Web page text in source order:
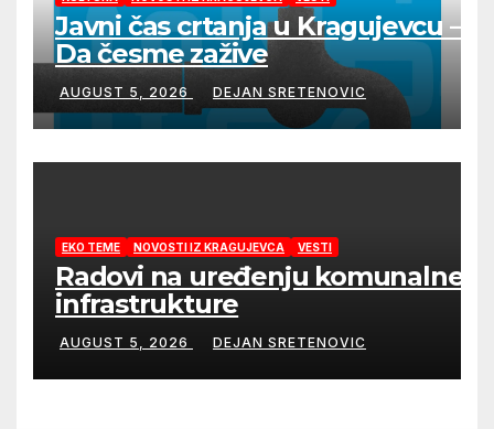
Javni čas crtanja u Kragujevcu –
Da česme zažive
AUGUST 5, 2026 DEJAN SRETENOVIC
EKO TEME NOVOSTI IZ KRAGUJEVCA VESTI
Radovi na uređenju komunalne
infrastrukture
AUGUST 5, 2026 DEJAN SRETENOVIC